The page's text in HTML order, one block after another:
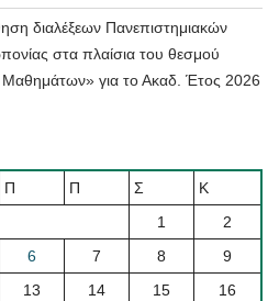
διαλέξεων Πανεπιστημιακών
στα πλαίσια του θεσμού
για το Ακαδ. Έτος 2026
Π Π Σ
Κ
1
2
6 7 8
9
13 14 15
16